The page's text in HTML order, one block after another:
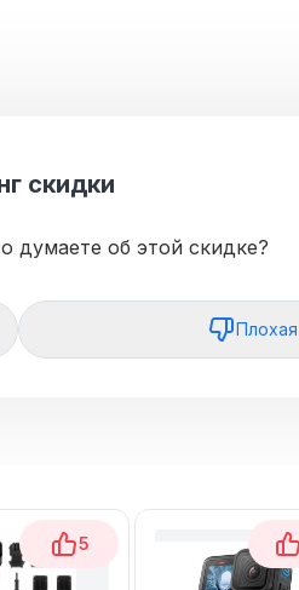
скидки
думаете об этой скидке?
5